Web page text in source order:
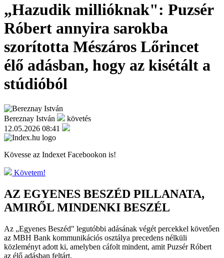
„Hazudik millióknak": Puzsér
Róbert annyira sarokba
szorította Mészáros Lőrincet
élő adásban, hogy az kisétált a
stúdióból
Bereznay István
követés
12.05.2026 08:41
Kövesse az Indexet Facebookon is!
Követem!
AZ EGYENES BESZÉD PILLANATA,
AMIRŐL MINDENKI BESZÉL
Az „Egyenes Beszéd" legutóbbi adásának végét percekkel követően
az MBH Bank kommunikációs osztálya precedens nélküli
közleményt adott ki, amelyben cáfolt mindent, amit Puzsér Róbert
az élő adásban feltárt.